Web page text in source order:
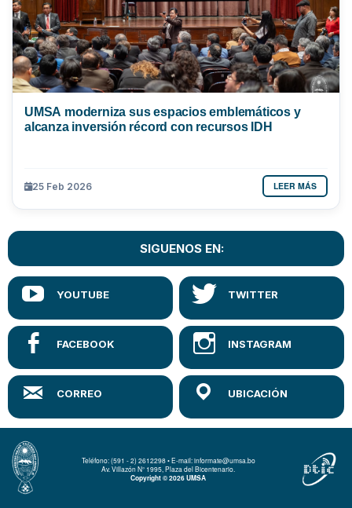
UMSA moderniza sus espacios emblemáticos y
alcanza inversión récord con recursos IDH
25 Feb 2026 LEER MÁS
SIGUENOS EN:
Teléfono: (591 - 2) 2612298 • E-mail: informate@umsa.bo
Av. Villazón N° 1995, Plaza del Bicentenario.
Copyright © 2026 UMSA